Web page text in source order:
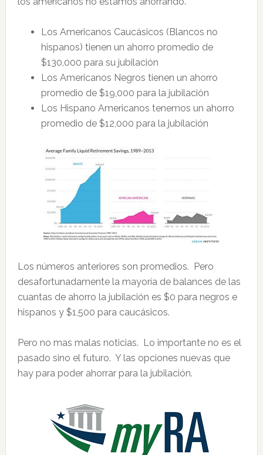
Los Americanos Caucásicos (Blancos no
hispanos) tienen un ahorro promedio de
$130,000 para su jubilación
Los Americanos Negros tienen un ahorro
promedio de $19,000 para la jubilación
Los Hispano Americanos tenemos un ahorro
promedio de $12,000 para la jubilación
Los números anteriores son promedios. Pero
desafortunadamente la mayoría de balances de las
cuantas de ahorro la jubilación es $0 para negros e
hispanos y $1,500 para caucásicos.
Pero no mas malas noticias. Lo importante no es el
pasado sino el futuro. Y las opciones nuevas que
hay para poder ahorrar para la jubilación.